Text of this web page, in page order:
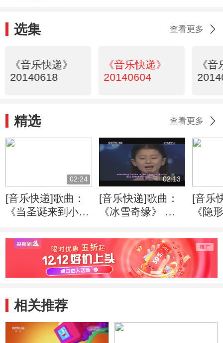
选集 查看更多
《音乐快递》
20140618
《音乐快递》
20140604
《
精选 查看更多
02:24
[音乐快递]歌曲：
《当圣诞来到小
02:13
[音乐快递]歌曲：
《冰雪奇缘》 演
[音乐
《隐
欣
相关推荐